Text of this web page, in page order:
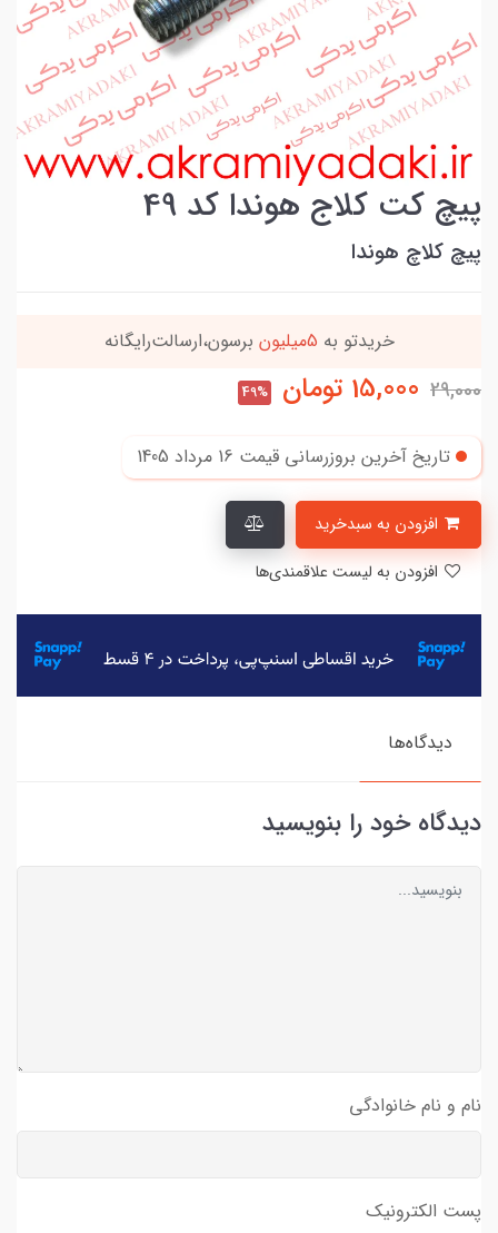
پیچ کت کلاج هوندا کد 49
پیچ کلاچ هوندا
خریدتو به 5میلیون برسون،ارسالت‌رایگانه
29,000
15,000 تومان 49%
تاریخ آخرین بروزرسانی قیمت 16 مرداد 1405
دیدگاه‌ها
دیدگاه خود را بنویسید
نام و نام خانوادگی
پست الکترونیک